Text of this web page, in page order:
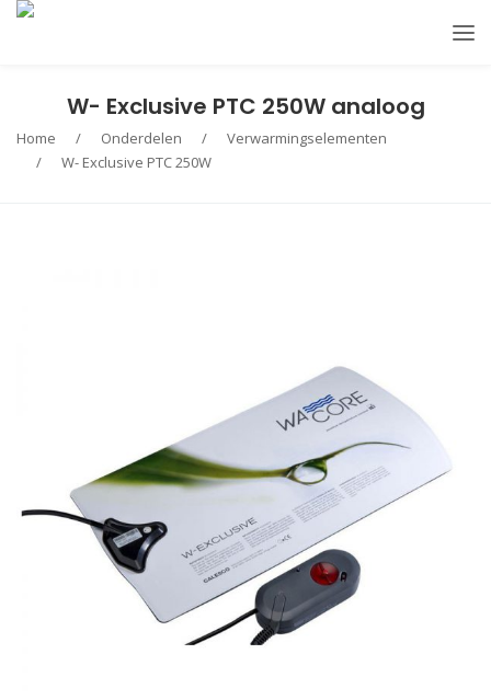
W- Exclusive PTC 250W analoog
Home / Onderdelen /
Verwarmingselementen
/
W- Exclusive PTC 250W